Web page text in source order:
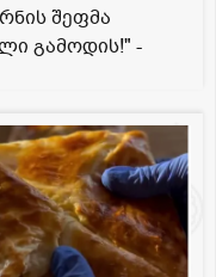
შეფმა
გამოდის!" -